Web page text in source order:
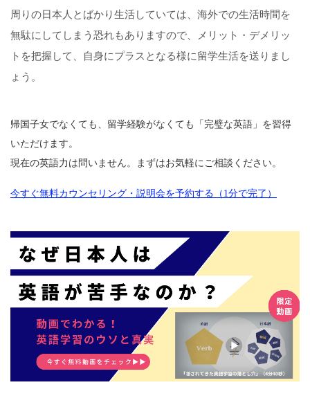
周りの日本人とばかり生活していては、海外での生活時間を
無駄にしてしまう恐れもありますので、メリット・デメリッ
トを把握して、自身にプラスとなる様に留学生活を送りまし
ょう。
帰国子女でなくても、留学経験がなくても「完璧な英語」を習得
いただけます。
現在の英語力は問いません。まずはお気軽にご相談ください。
今すぐ無料カウンセリング・説明会を予約する（1分で完了）